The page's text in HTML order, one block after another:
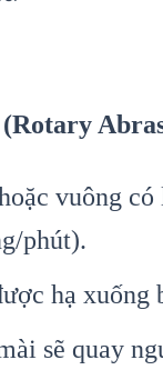
vuông
phút).
hạ
sẽ quay